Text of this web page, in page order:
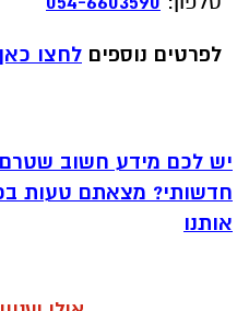
לפרטים נוספים לחצו כאן
יש לכם מידע חשוב שטרם
חדשותי? מצאתם טעות
אותנו